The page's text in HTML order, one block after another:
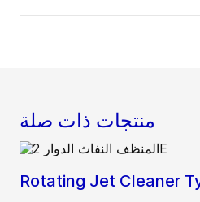
منتجات ذات صلة
Rotating Jet Cleaner